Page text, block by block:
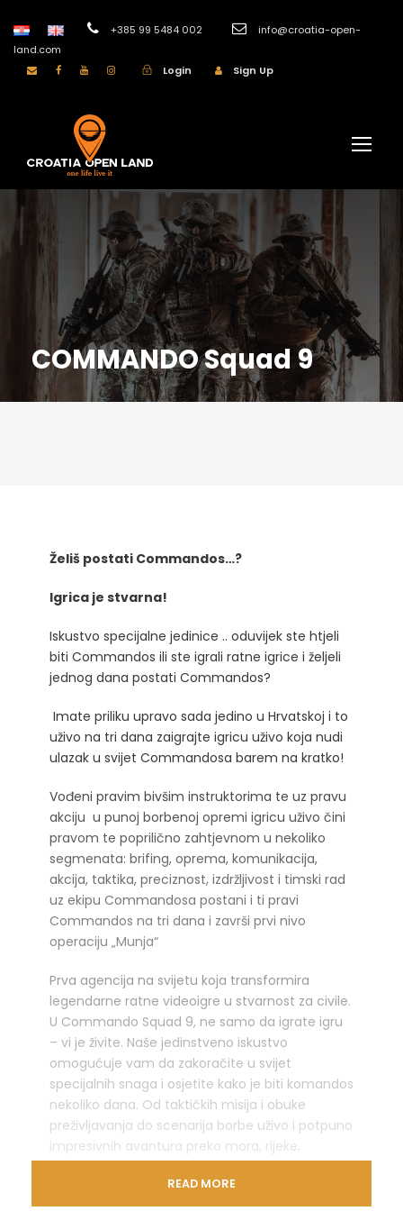
+385 99 5484 002
info@croatia-open-
land.com
Login
Sign Up
COMMANDO Squad 9
Želiš postati Commandos…?
Igrica je stvarna!
Iskustvo specijalne jedinice .. oduvijek ste htjeli
biti Commandos ili ste igrali ratne igrice i željeli
jednog dana postati Commandos?
Imate priliku upravo sada jedino u Hrvatskoj i to
uživo na tri dana zaigrajte igricu uživo koja nudi
ulazak u svijet Commandosa barem na kratko!
Vođeni pravim bivšim instruktorima te uz pravu
akciju u punoj borbenoj opremi igricu uživo čini
pravom te poprilično zahtjevnom u nekoliko
segmenata: brifing, oprema, komunikacija,
akcija, taktika, preciznost, izdržljivost i timski rad
uz ekipu Commandosa postani i ti pravi
Commandos na tri dana i završi prvi nivo
operaciju „Munja“
Prva agencija na svijetu koja transformira
legendarne ratne videoigre u stvarnost za civile.
U Commando Squad 9, ne samo da igrate igru
– vi je živite. Naše jedinstveno iskustvo
omogućuje vam da zakoračite u svijet
specijalnih snaga i osjetite kako je biti komandos
nekoliko dana. Od taktičkih misija i obuke
preživljavanja do scenarija borbe uživo i potpuno
impresivnih avantura preko mora, rijeke,
što možete doći pravoj stvari. Ova tajna misija
READ MORE